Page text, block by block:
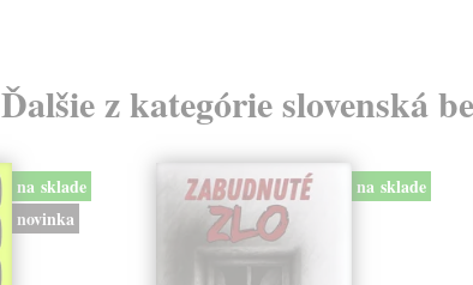
Ďalšie z kategórie slovenská
na sklade
novinka
na sklade